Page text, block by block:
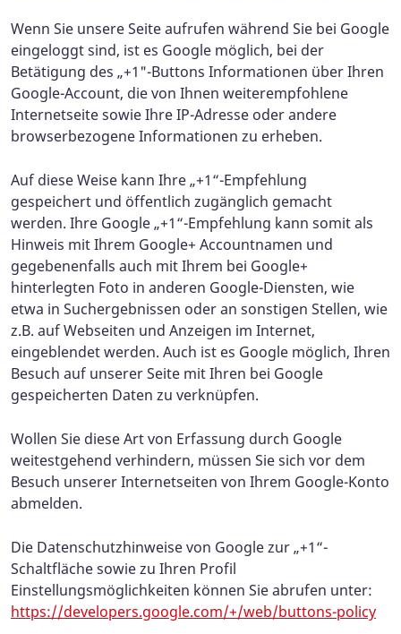
Wenn Sie unsere Seite aufrufen während Sie bei Google
eingeloggt sind, ist es Google möglich, bei der
Betätigung des „+1"-Buttons Informationen über Ihren
Google-Account, die von Ihnen weiterempfohlene
Internetseite sowie Ihre IP-Adresse oder andere
browserbezogene Informationen zu erheben.
Auf diese Weise kann Ihre „+1“-Empfehlung
gespeichert und öffentlich zugänglich gemacht
werden. Ihre Google „+1“-Empfehlung kann somit als
Hinweis mit Ihrem Google+ Accountnamen und
gegebenenfalls auch mit Ihrem bei Google+
hinterlegten Foto in anderen Google-Diensten, wie
etwa in Suchergebnissen oder an sonstigen Stellen, wie
z.B. auf Webseiten und Anzeigen im Internet,
eingeblendet werden. Auch ist es Google möglich, Ihren
Besuch auf unserer Seite mit Ihren bei Google
gespeicherten Daten zu verknüpfen.
Wollen Sie diese Art von Erfassung durch Google
weitestgehend verhindern, müssen Sie sich vor dem
Besuch unserer Internetseiten von Ihrem Google-Konto
abmelden.
Die Datenschutzhinweise von Google zur „+1“-
Schaltfläche sowie zu Ihren Profil
Einstellungsmöglichkeiten können Sie abrufen unter:
https://developers.google.com/+/web/buttons-policy